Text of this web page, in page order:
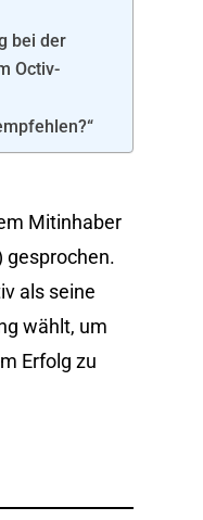
bei der
Octiv-
Mitinhaber
gesprochen.
als seine
wählt, um
Erfolg zu